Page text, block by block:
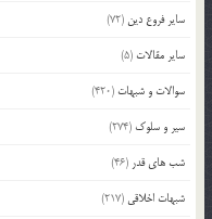
سایر فروع دین (72)
سایر مقالات (5)
سوالات و شبهات (420)
سیر و سلوک (274)
شب های قدر (46)
شبهات اخلاقی (217)